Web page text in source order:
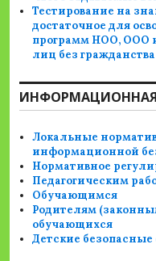
Тестирование на
достаточное для
программ НОО, ООО
лиц без гражданства
ИНФОРМАЦИОННАЯ
Локальные
информационной
Нормативное
Педагогическим
Обучающимся
Родителям
обучающихся
Детские